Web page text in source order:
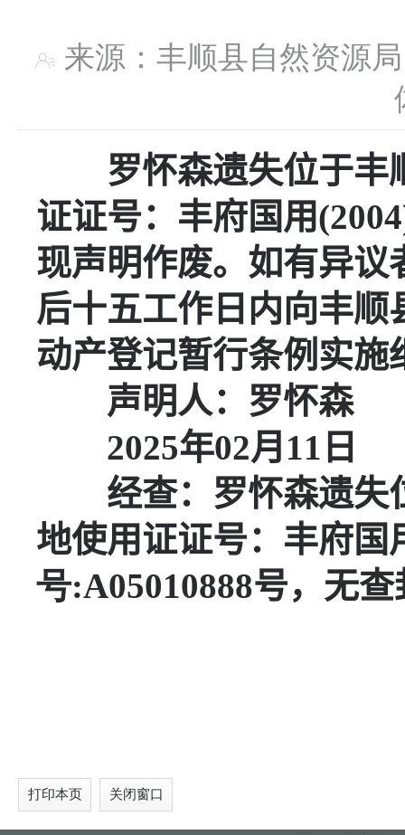
来源：丰顺县自然
罗怀森遗失位于丰
证证号： 丰府国用
现声明作废。如有异议
后十五工作日内向丰
动产登记暂行条例实
声明人： 罗怀森
2025年02月 11 日
经查： 罗怀森遗失
地使用证证号： 丰府国
号:A05010888号，无
打印本页 关闭窗口